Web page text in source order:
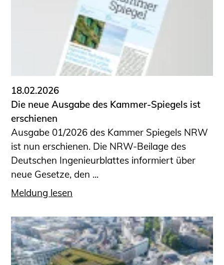
18.02.2026
Die neue Ausgabe des Kammer-Spiegels ist
erschienen
Ausgabe 01/2026 des Kammer Spiegels NRW
ist nun erschienen. Die NRW-Beilage des
Deutschen Ingenieurblattes informiert über
neue Gesetze, den ...
Meldung lesen